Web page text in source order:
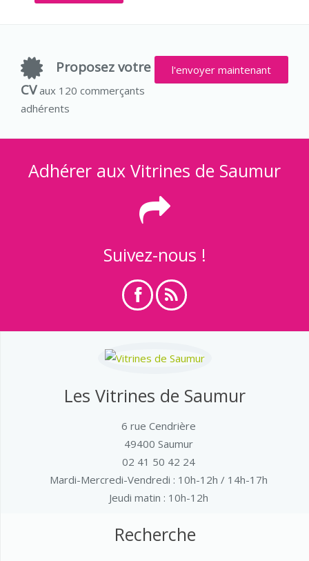
l'envoyer maintenant
Proposez votre
CVaux 120 commerçants
adhérents
Adhérer aux Vitrines de Saumur
Suivez-nous !
Les Vitrines de Saumur
6 rue Cendrière
49400 Saumur
02 41 50 42 24
Mardi-Mercredi-Vendredi : 10h-12h / 14h-17h
Jeudi matin : 10h-12h
Recherche